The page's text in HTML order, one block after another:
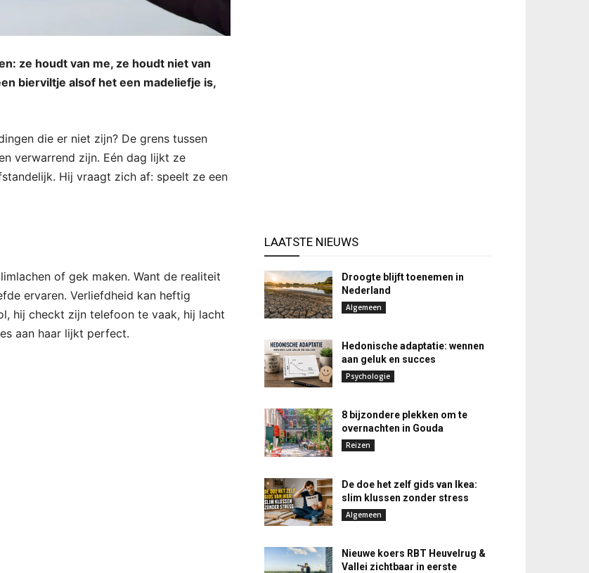
ze houdt van me, ze houdt niet van
bierviltje alsof het een madeliefje is,
die er niet zijn? De grens tussen
verwarrend zijn. Eén dag lijkt ze
Hij vraagt zich af: speelt ze een
of gek maken. Want de realiteit
ervaren. Verliefdheid kan heftig
hij checkt zijn telefoon te vaak, hij lacht
aan haar lijkt perfect.
LAATSTE NIEUWS
Droogte blijft toenemen in
Nederland
Algemeen
Hedonische adaptatie: wennen
aan geluk en succes
Psychologie
8 bijzondere plekken om te
overnachten in Gouda
Reizen
De doe het zelf gids van Ikea:
slim klussen zonder stress
Algemeen
Nieuwe koers RBT Heuvelrug &
Vallei zichtbaar in eerste